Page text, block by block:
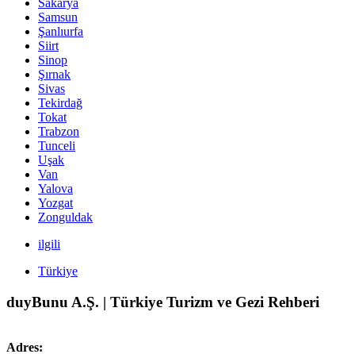
Sakarya
Samsun
Şanlıurfa
Siirt
Sinop
Şırnak
Sivas
Tekirdağ
Tokat
Trabzon
Tunceli
Uşak
Van
Yalova
Yozgat
Zonguldak
ilgili
Türkiye
duyBunu A.Ş. | Türkiye Turizm ve Gezi Rehberi
Adres: